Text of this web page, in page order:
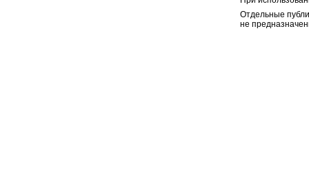
Отдельные
не